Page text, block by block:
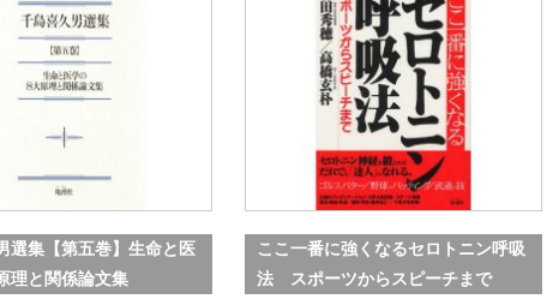
選集【第五巻】生命と医
理と関係論文集
ここ一番に強くなるセロトニン呼吸
法 スポーツからスピーチまで